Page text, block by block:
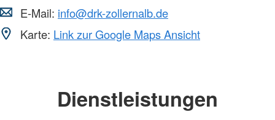
E-Mail: info@drk-zollernalb.de
Karte: Link zur Google Maps Ansicht
Dienstleistungen